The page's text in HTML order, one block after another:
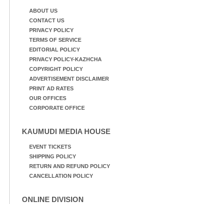
ABOUT US
CONTACT US
PRIVACY POLICY
TERMS OF SERVICE
EDITORIAL POLICY
PRIVACY POLICY-KAZHCHA
COPYRIGHT POLICY
ADVERTISEMENT DISCLAIMER
PRINT AD RATES
OUR OFFICES
CORPORATE OFFICE
KAUMUDI MEDIA HOUSE
EVENT TICKETS
SHIPPING POLICY
RETURN AND REFUND POLICY
CANCELLATION POLICY
ONLINE DIVISION